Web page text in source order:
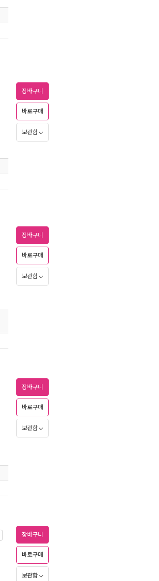
장바구니
바로구매
보관함
장바구니
바로구매
보관함
장바구니
바로구매
보관함
장바구니
바로구매
보관함